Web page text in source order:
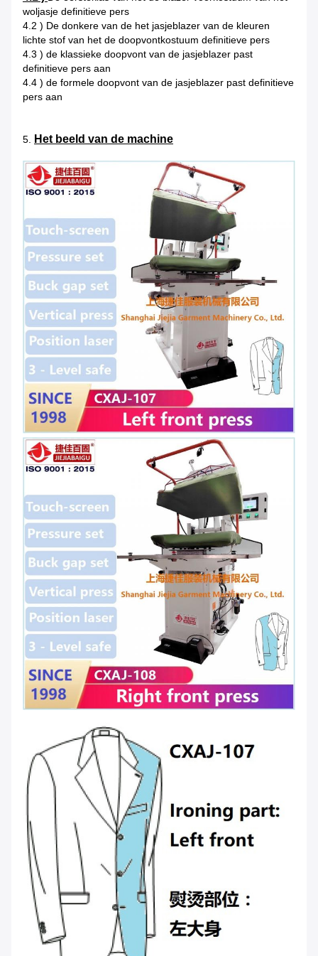
woljasje definitieve pers
4.2 ) De donkere van de het jasjeblazer van de kleuren
lichte stof van het de doopvontkostuum definitieve pers
4.3 ) de klassieke doopvont van de jasjeblazer past
definitieve pers aan
4.4 ) de formele doopvont van de jasjeblazer past definitieve
pers aan
5. Het beeld van de machine